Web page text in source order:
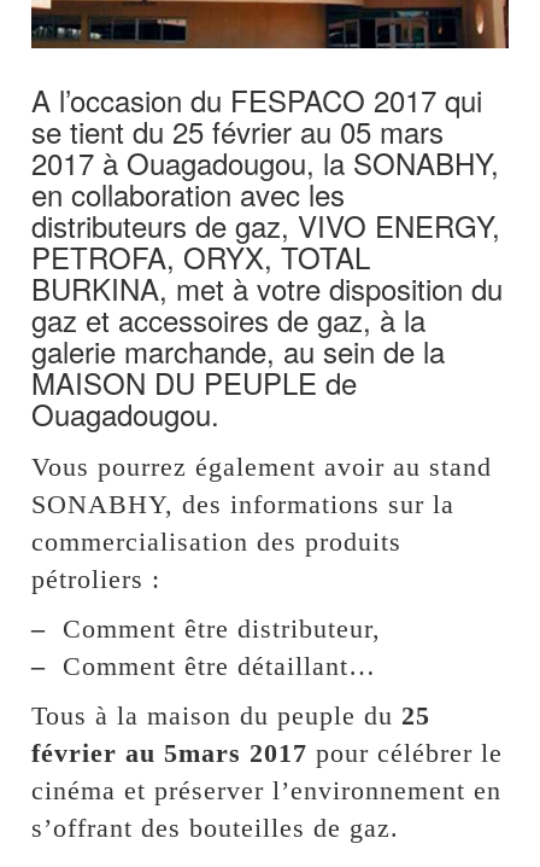
A l’occasion du FESPACO 2017 qui
se tient du 25 février au 05 mars
2017 à Ouagadougou, la SONABHY,
en collaboration avec les
distributeurs de gaz, VIVO ENERGY,
PETROFA, ORYX, TOTAL
BURKINA, met à votre disposition du
gaz et accessoires de gaz, à la
galerie marchande, au sein de la
MAISON DU PEUPLE de
Ouagadougou.
Vous pourrez également avoir au stand
SONABHY, des informations sur la
commercialisation des produits
pétroliers :
– Comment être distributeur,
– Comment être détaillant…
Tous à la maison du peuple du 25
février au 5mars 2017pour célébrer le
cinéma et préserver l’environnement en
s’offrant des bouteilles de gaz.